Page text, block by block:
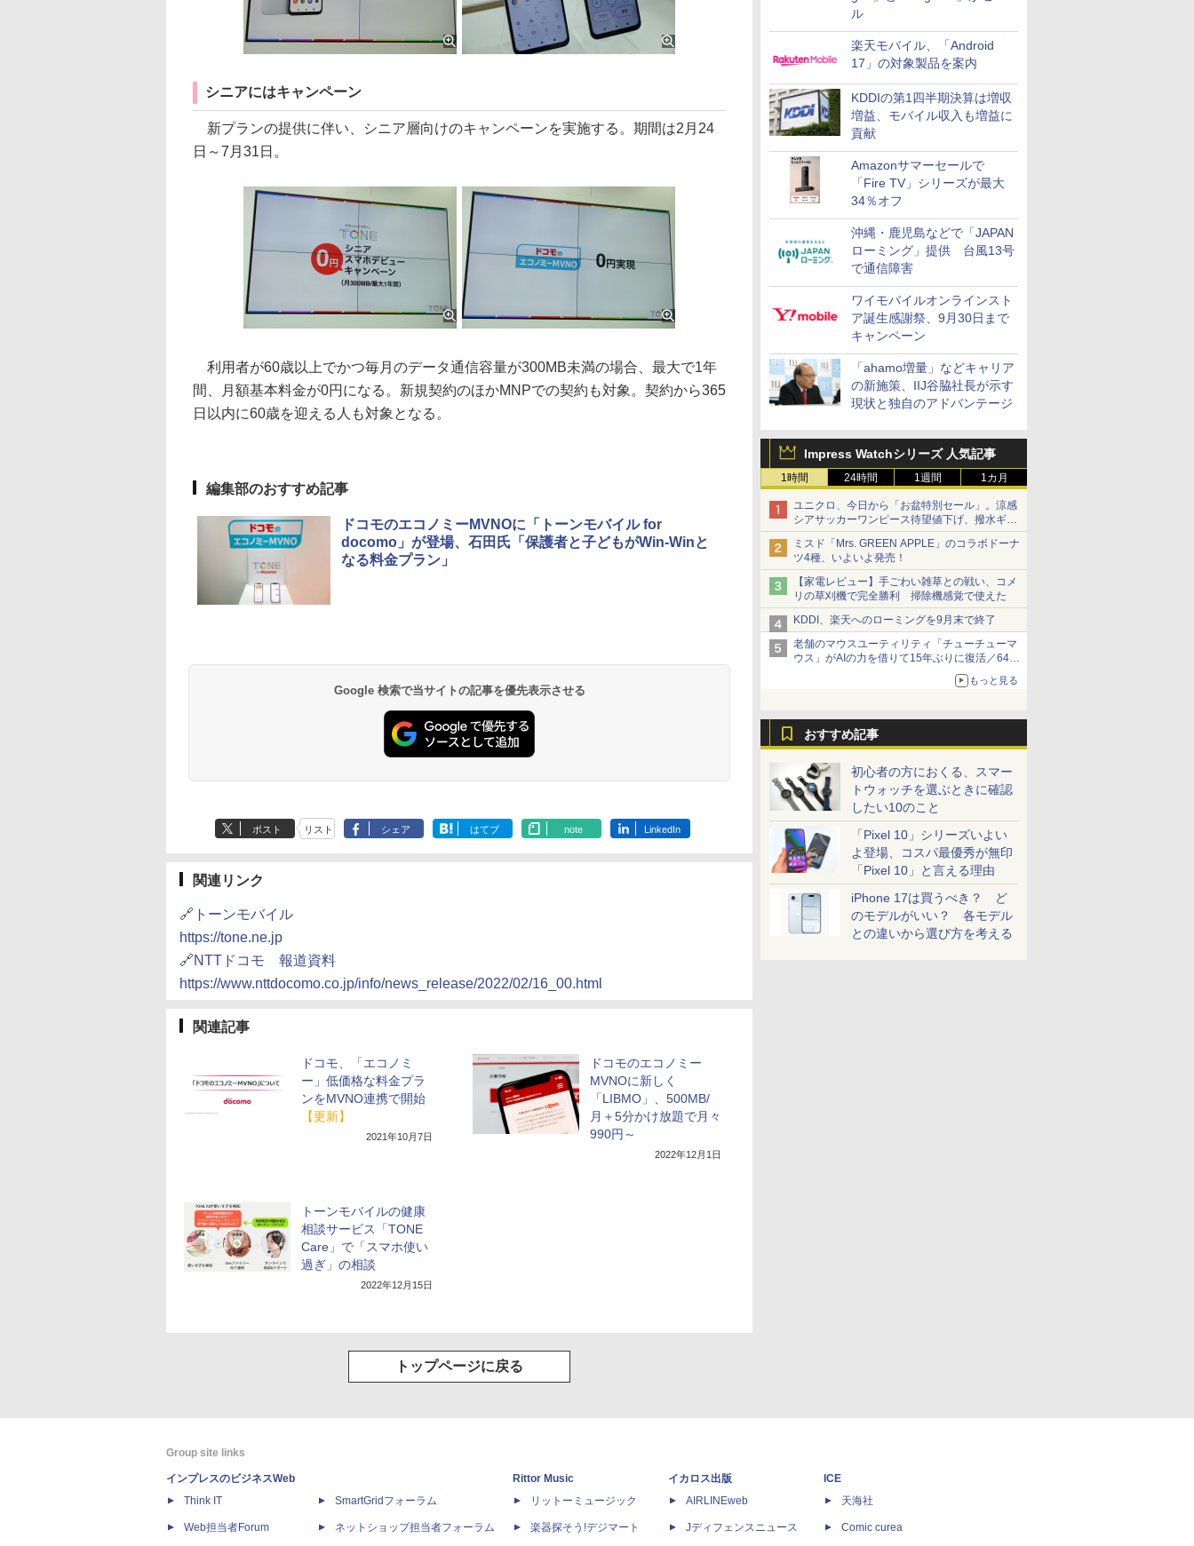
ル
楽天モバイル、「Android
17」の対象製品を案内
KDDIの第1四半期決算は増収
増益、モバイル収入も増益に
貢献
Amazonサマーセールで
「Fire TV」シリーズが最大
34％オフ
沖縄・鹿児島などで「JAPAN
ローミング」提供 台風13号
で通信障害
ワイモバイルオンラインスト
ア誕生感謝祭、9月30日まで
キャンペーン
「ahamo増量」などキャリア
の新施策、IIJ谷脇社長が示す
現状と独自のアドバンテージ
Impress Watchシリーズ 人気記事
1時間 24時間 1週間 1カ月
ユニクロ、今日から「お盆特別セール」。涼感
シアサッカーワンピース待望値下げ、撥水ギア
ショーツは1990円に
ミスド「Mrs. GREEN APPLE」のコラボドーナ
ツ4種、いよいよ発売！
【家電レビュー】手ごわい雑草との戦い、コメ
リの草刈機で完全勝利 掃除機感覚で使えた
KDDI、楽天へのローミングを9月末で終了
老舗のマウスユーティリティ「チューチューマ
ウス」がAIの力を借りて15年ぶりに復活／64bit
化、Windows 10/11、「Chrome」も走り回
る。復活記念で2026年末まで500円
もっと見る
おすすめ記事
初心者の方におくる、スマー
トウォッチを選ぶときに確認
したい10のこと
「Pixel 10」シリーズいよい
よ登場、コスパ最優秀が無印
「Pixel 10」と言える理由
iPhone 17は買うべき？ ど
のモデルがいい？ 各モデル
との違いから選び方を考える
シニアにはキャンペーン
新プランの提供に伴い、シニア層向けのキャンペーンを実施する。期間は2月24
日～7月31日。
利用者が60歳以上でかつ毎月のデータ通信容量が300MB未満の場合、最大で1年
間、月額基本料金が0円になる。新規契約のほかMNPでの契約も対象。契約から365
日以内に60歳を迎える人も対象となる。
編集部のおすすめ記事
ドコモのエコノミーMVNOに「トーンモバイル for
docomo」が登場、石田氏「保護者と子どもがWin-Winと
なる料金プラン」
Google 検索で当サイトの記事を優先表示させる
ポスト リスト シェア はてブ note LinkedIn
関連リンク
🔗トーンモバイル
https://tone.ne.jp
🔗NTTドコモ 報道資料
https://www.nttdocomo.co.jp/info/news_release/2022/02/16_00.html
関連記事
ドコモ、「エコノミ
ー」低価格な料金プラ
ンをMVNO連携で開始
【更新】
2021年10月7日
ドコモのエコノミー
MVNOに新しく
「LIBMO」、500MB/
月＋5分かけ放題で月々
990円～
2022年12月1日
トーンモバイルの健康
相談サービス「TONE
Care」で「スマホ使い
過ぎ」の相談
2022年12月15日
トップページに戻る
Group site links
インプレスのビジネスWeb
Think IT
Web担当者Forum
SmartGridフォーラム
ネットショップ担当者フォーラム
Rittor Music
リットーミュージック
楽器探そう!デジマート
イカロス出版
AIRLINEweb
Jディフェンスニュース
ICE
天海社
Comic curea